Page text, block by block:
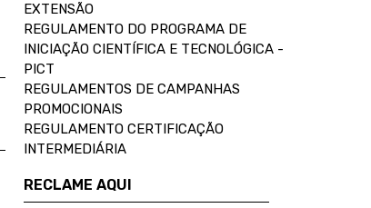
EXTENSÃO
REGULAMENTO DO PROGRAMA DE
INICIAÇÃO CIENTÍFICA E TECNOLÓGICA -
PICT
REGULAMENTOS DE CAMPANHAS
PROMOCIONAIS
REGULAMENTO CERTIFICAÇÃO
INTERMEDIÁRIA
RECLAME AQUI